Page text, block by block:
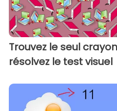
Trouvez le seul
résolvez le test visuel